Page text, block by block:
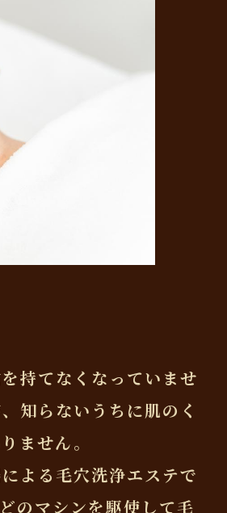
持てなくなっていませ
知らないうちに肌のく
ません。
よる毛穴洗浄エステで
のマシンを駆使して毛